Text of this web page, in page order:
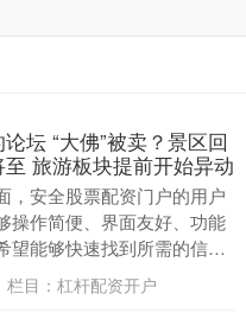
坛 “大佛”被卖？景区回
旅游板块提前开始异动
，安全股票配资门户的用户
操作简便、界面友好、功能
望能够快速找到所需的信息
交易和查询。此外，良好的
括网....
栏目： 杠杆配资开户